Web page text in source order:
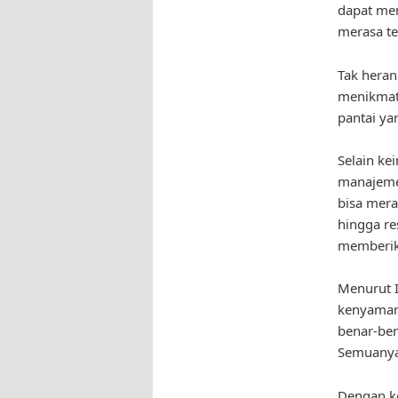
dapat
merasa
Tak
pantai
Selain
bisa
hingga
Menurut
benar-